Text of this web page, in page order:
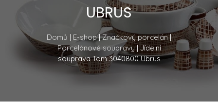
UBRUS
Domů | E-shop|Značkový porcelán|
Porcelánové soupravy| Jídelní
souprava Tom 3040800 Ubrus